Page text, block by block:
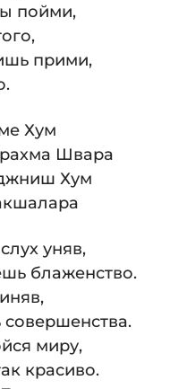
пойми,
прими,
Хум
Швара
Хум
уняв,
блаженство.
миру,
красиво.